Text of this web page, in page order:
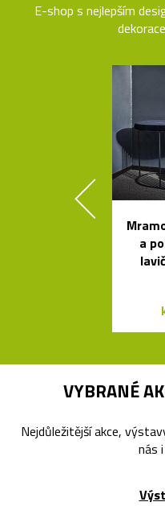
E-shop s nejlepším
a
VYBRANÉ
Nejdůležitější akce,
nás